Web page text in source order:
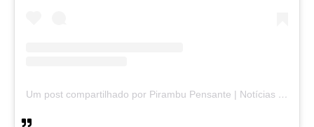
Um post compartilhado por Pirambu Pensante | Notícias & Entretenimento (@pirambupensante)